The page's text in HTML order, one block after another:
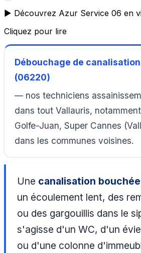
▶️ Découvrez Azur Service 06 en
Cliquez pour lire
Débouchage de
(06220)
— nos techniciens
dans tout Vallauris,
Golfe-Juan, Super Cannes
dans les communes voisines.
Une canalisation bouchée
un écoulement lent, des
ou des gargouillis dans le
s'agisse d'un WC, d'un
ou d'une colonne